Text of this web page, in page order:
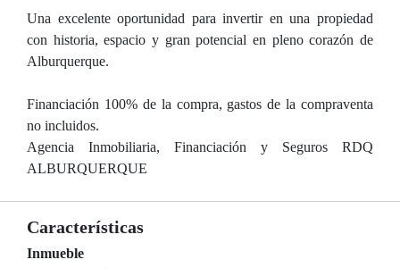
Una excelente oportunidad para invertir en una propiedad
con historia, espacio y gran potencial en pleno corazón de
Alburquerque.
Financiación 100% de la compra, gastos de la compraventa
no incluidos.
Agencia Inmobiliaria, Financiación y Seguros RDQ
ALBURQUERQUE
Características
Inmueble